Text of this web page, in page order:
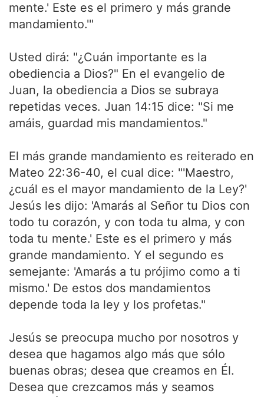
mente.' Este es el primero y más grande
mandamiento.'"
Usted dirá: "¿Cuán importante es la
obediencia a Dios?" En el evangelio de
Juan, la obediencia a Dios se subraya
repetidas veces. Juan 14:15 dice: "Si me
amáis, guardad mis mandamientos."
El más grande mandamiento es reiterado en
Mateo 22:36-40, el cual dice: "'Maestro,
¿cuál es el mayor mandamiento de la Ley?'
Jesús les dijo: 'Amarás al Señor tu Dios con
todo tu corazón, y con toda tu alma, y con
toda tu mente.' Este es el primero y más
grande mandamiento. Y el segundo es
semejante: 'Amarás a tu prójimo como a ti
mismo.' De estos dos mandamientos
depende toda la ley y los profetas."
Jesús se preocupa mucho por nosotros y
desea que hagamos algo más que sólo
buenas obras; desea que creamos en Él.
Desea que crezcamos más y seamos